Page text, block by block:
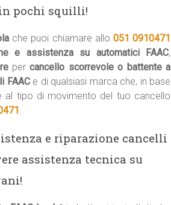
pochi squilli!
che puoi chiamare allo 051 0910471
e assistenza su automatici FAAC,
percancello scorrevole o battente a
FAACe di qualsiasi marca che, in base
al tipo di movimento del tuo cancello
.
e riparazione cancelli
assistenza tecnica su